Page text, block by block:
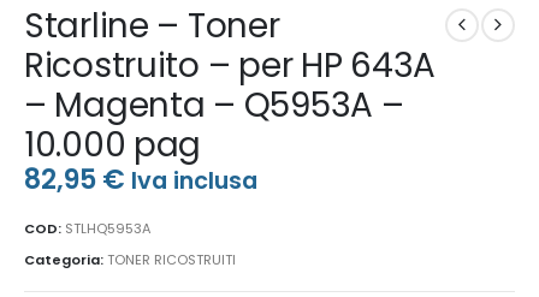
Starline – Toner
Ricostruito – per HP 643A
– Magenta – Q5953A –
10.000 pag
82,95€ Iva inclusa
COD: STLHQ5953A
Categoria:TONER RICOSTRUITI